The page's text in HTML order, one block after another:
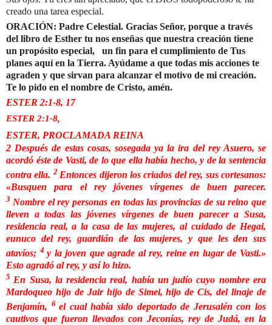
creado una tarea especial.
ORACIÓN: Padre Celestial. Gracias Señor, porque a través
del libro de Esther tu nos enseñas que nuestra creación tiene
un propósito especial,
un fin para el cumplimiento de Tus
planes aquí en la Tierra. Ayúdame a que todas mis acciones te
agraden y que sirvan para alcanzar el motivo de mi creación.
Te lo pido en el nombre de Cristo, amén.
ESTER 2:1-8, 17
ESTER 2:1-8,
ESTER, PROCLAMADA REINA
2 Después de estas cosas, sosegada ya la ira del rey Asuero, se
acordó éste de Vasti, de lo que ella había hecho, y de la sentencia
contra ella. 2 Entonces dijeron los criados del rey, sus cortesanos:
«Busquen para el rey jóvenes vírgenes de buen parecer.
3 Nombre el rey personas en todas las provincias de su reino que
lleven a todas las jóvenes vírgenes de buen parecer a Susa,
residencia real, a la casa de las mujeres, al cuidado de Hegai,
eunuco del rey, guardián de las mujeres, y que les den sus
atavíos; 4y la joven que agrade al rey, reine en lugar de Vasti.»
Esto agradó al rey, y así lo hizo.
5 En Susa, la residencia real, había un judío cuyo nombre era
Mardoqueo hijo de Jair hijo de Simei, hijo de Cis, del linaje de
Benjamín, 6 el cual había sido deportado de Jerusalén con los
cautivos que fueron llevados con Jeconías, rey de Judá, en la